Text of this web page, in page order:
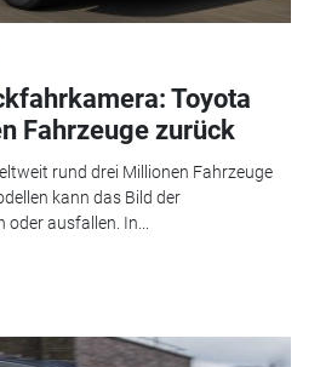
Toyota
Fahrzeuge zurück
rund drei Millionen Fahrzeuge
kann das Bild der
ausfallen. In...